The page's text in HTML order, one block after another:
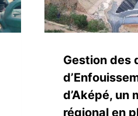
Gestion des
d’Aképé, un
régional en